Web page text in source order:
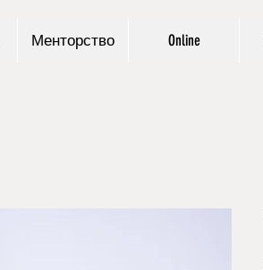
Менторство Online